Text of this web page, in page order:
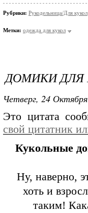
Рубрики: Рукодельница/Для кукол
Метки: одежда для кукол
ДОМИКИ ДЛЯ
Четверг, 24
Это цитата
свой цитатник
Кукольные
Ну, наверно,
хоть и
таким!